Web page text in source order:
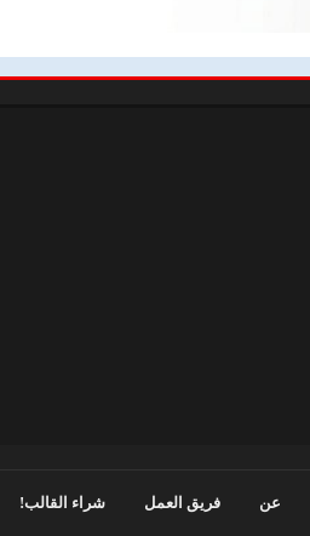
عن فريق العمل شراء القالب!